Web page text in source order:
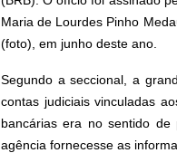
Maria de Lourdes Pinho
(foto), em junho deste ano.
Segundo a seccional, a
contas judiciais vinculadas
bancárias era no sentido de
agência fornecesse as